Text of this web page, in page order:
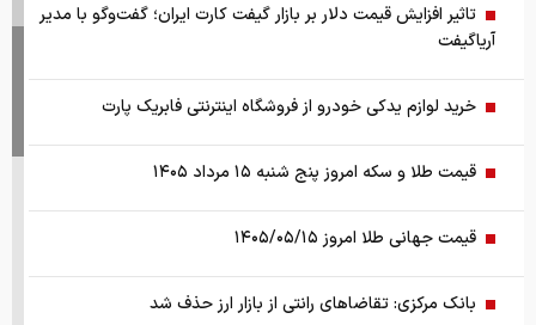
تاثیر افزایش قیمت دلار بر بازار گیفت کارت ایران؛ گفت‌وگو با مدیر
آریاگیفت
خرید لوازم یدکی خودرو از فروشگاه اینترنتی فابریک پارت
قیمت طلا و سکه امروز پنج شنبه ۱۵ مرداد ۱۴۰۵
قیمت جهانی طلا امروز ۱۴۰۵/۰۵/۱۵
بانک مرکزی: تقاضا‌های رانتی از بازار ارز حذف شد